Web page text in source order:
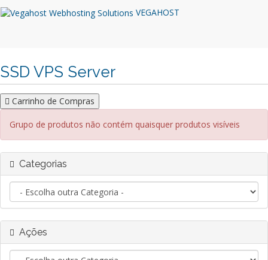
VEGAHOST
SSD VPS Server
Carrinho de Compras
Grupo de produtos não contém quaisquer produtos visíveis
Categorias
Ações